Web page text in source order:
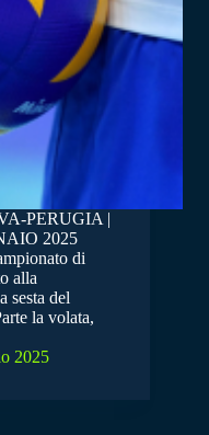
PERUGIA |
2025
di
alla
sesta del
la volata,
2025